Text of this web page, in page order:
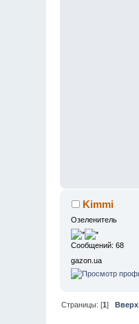
Kimmi
Озеленитель
Сообщений: 68
gazon.ua
Страницы: [1]
Вверх